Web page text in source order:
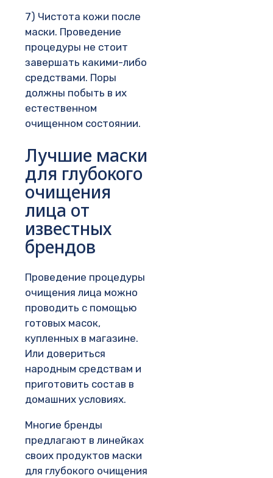
7) Чистота кожи после
маски. Проведение
процедуры не стоит
завершать какими-либо
средствами. Поры
должны побыть в их
естественном
очищенном состоянии.
Лучшие маски
для глубокого
очищения
лица от
известных
брендов
Проведение процедуры
очищения лица можно
проводить с помощью
готовых масок,
купленных в магазине.
Или довериться
народным средствам и
приготовить состав в
домашних условиях.
Многие бренды
предлагают в линейках
своих продуктов маски
для глубокого очищения